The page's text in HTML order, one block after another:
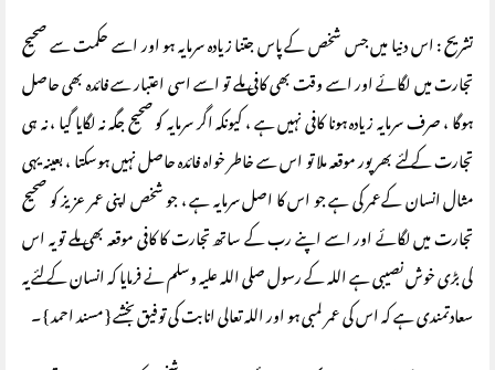
تشریح : اس دنیا میں جس شخص کے پاس جتنا زیادہ سرمایہ ہو اور اسے حکمت سے صحیح
تجارت میں لگائے اور اسے وقت بھی کافی ملے تو اسے اسی اعتبار سے فائدہ بھی حاصل
ہوگا ، صرف سرمایہ زیادہ ہونا کافی نہیں ہے ، کیونکہ اگر سرمایہ کو صحیح جگہ نہ لگایا گیا ، نہ ہی
تجارت کے لئے بھرپور موقعہ ملا تو اس سے خاطر خواہ فائدہ حاصل نہیں ہوسکتا ، بعینہ یہی
مثال انسان کےعمر کی ہے جو اس کا اصل سرمایہ ہے ، جو شخص اپنی عمر عزیز کو صحیح
تجارت میں لگائے اور اسے اپنے رب کے ساتھ تجارت کا کافی موقعہ بھی ملے تو یہ اس
کی بڑی خوش نصیبی ہے اللہ کے رسول صلی اللہ علیہ وسلم نے فرمایا کہ انسان کے لئے یہ
سعادتمندی ہے کہ اس کی عمر لمبی ہو اور اللہ تعالی انابت کی توفیق بخشے { مسند احمد } ۔